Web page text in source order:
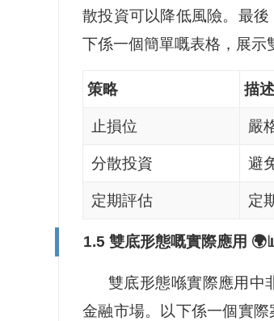
散投資可以降低風險。最
下係一個簡單嘅表格，展示
策略 描述
止損位 嚴
分散投資 避
定期評估 定
1.5 雙底形態嘅實際應用
雙底形態喺實際應用中
金融市場。以下係一個實